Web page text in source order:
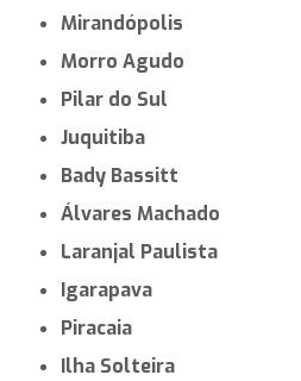
Mirandópolis
Morro Agudo
Pilar do Sul
Juquitiba
Bady Bassitt
Álvares Machado
Laranjal Paulista
Igarapava
Piracaia
Ilha Solteira